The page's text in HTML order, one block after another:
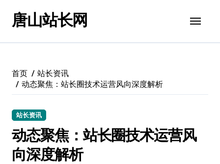
唐山站长网
首页
站长资讯
动态聚焦：站长圈技术运营风向深度解析
站长资讯
动态聚焦：站长圈技术运营风
向深度解析